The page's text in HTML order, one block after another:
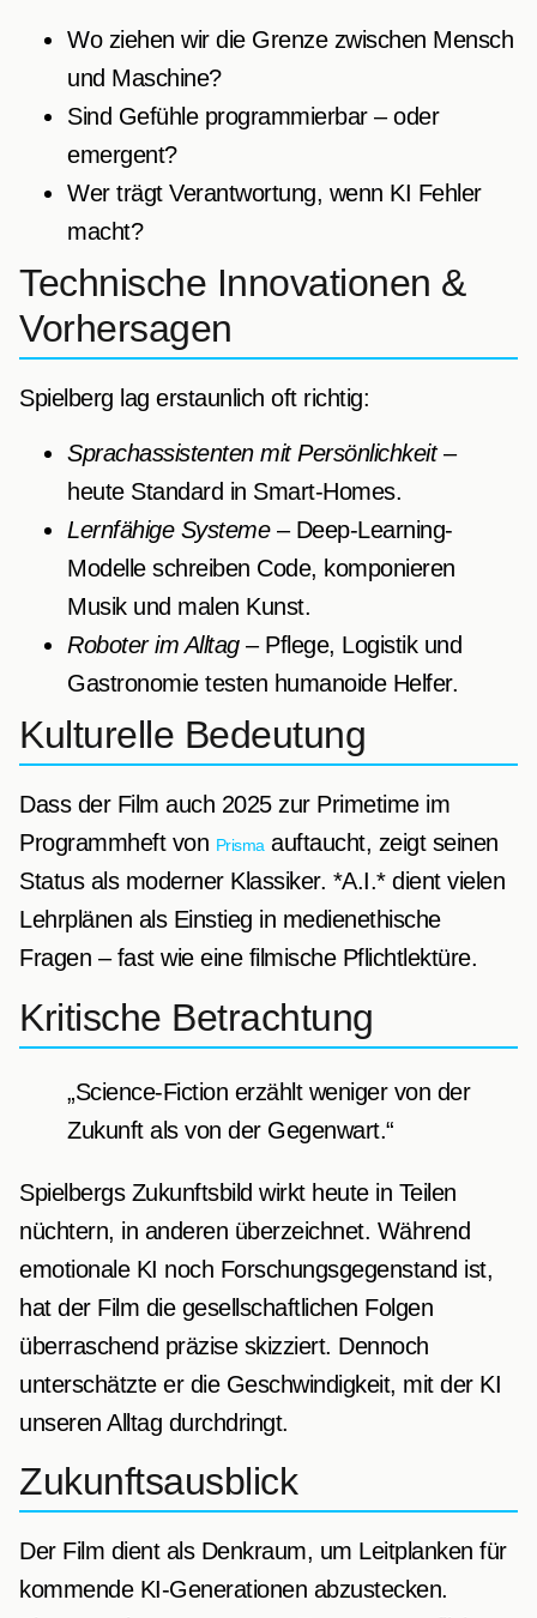
Wo ziehen wir die Grenze zwischen Mensch
und Maschine?
Sind Gefühle programmierbar – oder
emergent?
Wer trägt Verantwortung, wenn KI Fehler
macht?
Technische Innovationen &
Vorhersagen
Spielberg lag erstaunlich oft richtig:
Sprachassistenten mit Persönlichkeit–
heute Standard in Smart-Homes.
Lernfähige Systeme– Deep-Learning-
Modelle schreiben Code, komponieren
Musik und malen Kunst.
Roboter im Alltag– Pflege, Logistik und
Gastronomie testen humanoide Helfer.
Kulturelle Bedeutung
Dass der Film auch 2025 zur Primetime im
Programmheft von Prisma auftaucht, zeigt seinen
Status als moderner Klassiker. *A.I.* dient vielen
Lehrplänen als Einstieg in medienethische
Fragen – fast wie eine filmische Pflichtlektüre.
Kritische Betrachtung
„Science-Fiction erzählt weniger von der
Zukunft als von der Gegenwart.“
Spielbergs Zukunftsbild wirkt heute in Teilen
nüchtern, in anderen überzeichnet. Während
emotionale KI noch Forschungsgegenstand ist,
hat der Film die gesellschaftlichen Folgen
überraschend präzise skizziert. Dennoch
unterschätzte er die Geschwindigkeit, mit der KI
unseren Alltag durchdringt.
Zukunftsausblick
Der Film dient als Denkraum, um Leitplanken für
kommende KI-Generationen abzustecken.